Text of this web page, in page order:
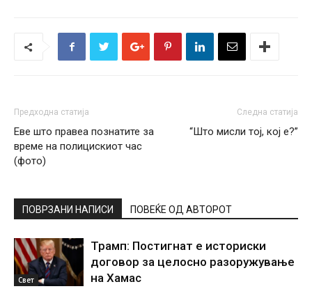
Предходна статија
Еве што правеа познатите за
време на полицискиот час
(фото)
Следна статија
“Што мисли тој, кој е?”
ПОВРЗАНИ НАПИСИ ПОВЕЌЕ ОД АВТОРОТ
Свет
Трамп: Постигнат е историски
договор за целосно разоружување
на Хамас